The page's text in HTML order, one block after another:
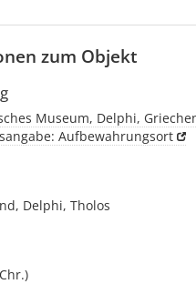
zum Objekt
Museum, Delphi,
Aufbewahrungsort
Delphi, Tholos